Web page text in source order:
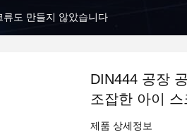
도 만들지 않았습니다
DIN444 공장
조잡한 아이
제품 상세정보